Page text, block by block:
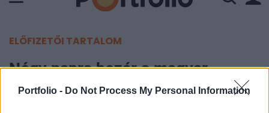
Portfolio - Do Not Process My Personal Information
ELŐFIZETŐI TARTALOM
Négy napra bezár a magyar
tőzsde, mutatjuk, hol lehet